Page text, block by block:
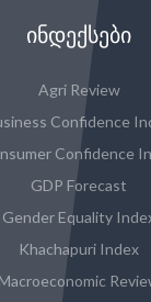
ᲘᲜᲓᲔᲥᲡᲔᲑᲘ
Agri Review
Confidence
Confidence
GDP Forecast
Gender Equality
Khachapuri Index
Macroeconomic